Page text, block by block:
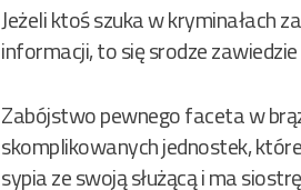
Jeżeli ktoś szuka w kryminałach
informacji, to się srodze
Zabójstwo pewnego faceta w
skomplikowanych jednostek,
sypia ze swoją służącą i ma